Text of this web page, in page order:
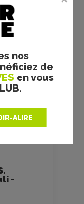
nos
de
en vous
ALIRE
-
pour
-
-